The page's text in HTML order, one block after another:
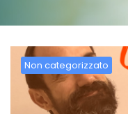
Non categorizzato